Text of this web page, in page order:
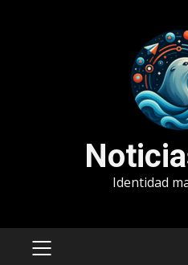
Identidad
MENÚ